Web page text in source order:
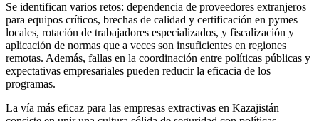
Se identifican varios retos: dependencia de proveedores extranjeros
para equipos críticos, brechas de calidad y certificación en pymes
locales, rotación de trabajadores especializados, y fiscalización y
aplicación de normas que a veces son insuficientes en regiones
remotas. Además, fallas en la coordinación entre políticas públicas y
expectativas empresariales pueden reducir la eficacia de los
programas.
La vía más eficaz para las empresas extractivas en Kazajistán